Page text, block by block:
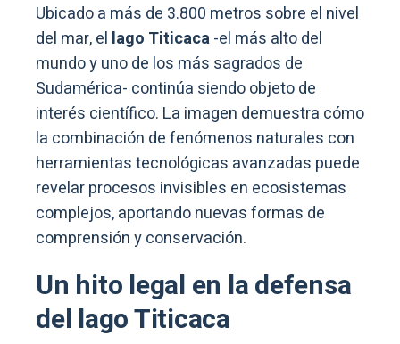
Ubicado a más de 3.800 metros sobre el nivel
del mar, el lago Titicaca-el más alto del
mundo y uno de los más sagrados de
Sudamérica- continúa siendo objeto de
interés científico. La imagen demuestra cómo
la combinación de fenómenos naturales con
herramientas tecnológicas avanzadas puede
revelar procesos invisibles en ecosistemas
complejos, aportando nuevas formas de
comprensión y conservación.
Un hito legal en la defensa
del lago Titicaca